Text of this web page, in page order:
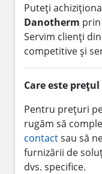
Puteți achiziționa
Danotherm prin
Servim clienți
competitive și
Care este prețul
Pentru prețuri
rugăm să
contactsau să
furnizării de
dvs. specifice.